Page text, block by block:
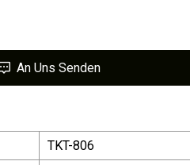
An Uns Senden
TKT-806